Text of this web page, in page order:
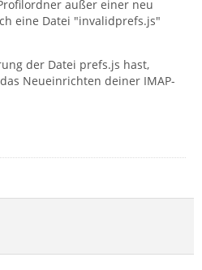
außer einer neu
eine Datei "invalidprefs.js"
der Datei prefs.js hast,
Neueinrichten deiner IMAP-